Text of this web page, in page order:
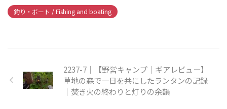
釣り・ボート / Fishing and boating
2237-7｜【野営キャンプ｜ギアレビュー】
草地の森で一日を共にしたランタンの記録
｜焚き火の終わりと灯りの余韻